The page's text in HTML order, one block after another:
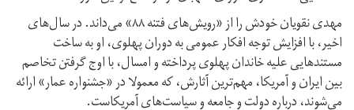
مهدی نقویان خودش را از «رویش‌های فتنه ۸۸» می‌داند. در سال‌‌های
اخیر، با افزایش توجه افکار عمومی به دوران پهلوی، او به ساخت
مستندهایی علیه خاندان پهلوی پرداخته و امسال، با اوج گرفتن تخاصم
بین ایران و آمریکا، مهم‌ترین آثارش، که معمولا در «جشنواره عمار» ارائه
می‌شوند، درباره دولت و جامعه و سیاست‌های آمریکاست.